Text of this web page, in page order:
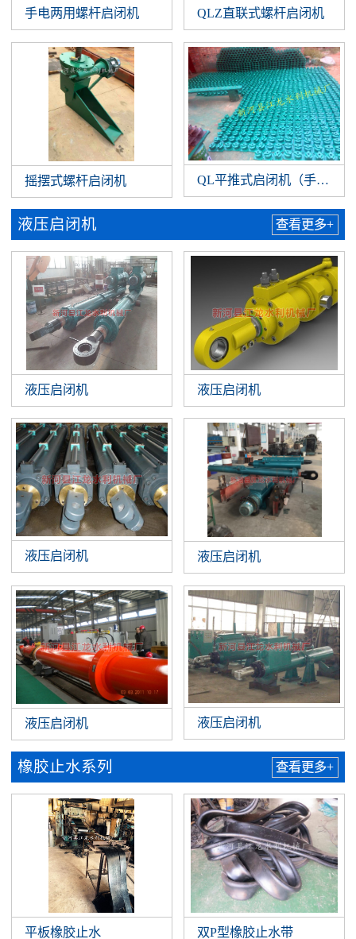
手电两用螺杆启闭机 QLZ直联式螺杆启闭机
摇摆式螺杆启闭机 QL平推式启闭机（手扳）
液压启闭机 查看更多+
液压启闭机 液压启闭机
液压启闭机 液压启闭机
液压启闭机 液压启闭机
橡胶止水系列 查看更多+
平板橡胶止水 双P型橡胶止水带